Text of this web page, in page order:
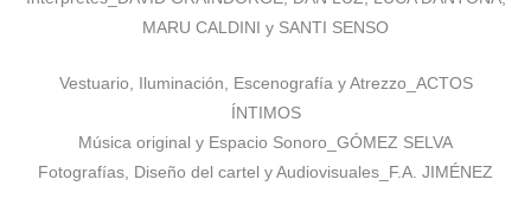
MARU CALDINI y SANTI SENSO
Vestuario, Iluminación, Escenografía y Atrezzo_ACTOS
ÍNTIMOS
Música original y Espacio Sonoro_GÓMEZ SELVA
Fotografías, Diseño del cartel y Audiovisuales_F.A. JIMÉNEZ